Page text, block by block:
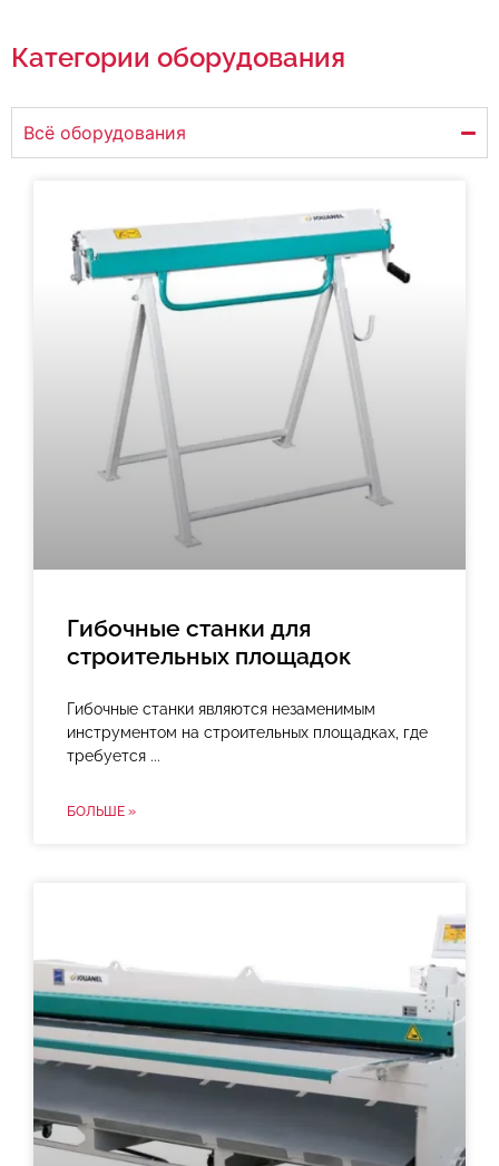
Категории оборудования
Всё оборудования
Гибочные станки для
строительных площадок
Гибочные станки являются незаменимым
инструментом на строительных площадках, где
требуется
БОЛЬШЕ »